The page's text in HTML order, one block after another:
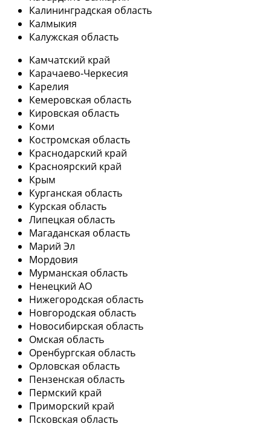
Калининградская область
Калмыкия
Калужская область
Камчатский край
Карачаево-Черкесия
Карелия
Кемеровская область
Кировская область
Коми
Костромская область
Краснодарский край
Красноярский край
Крым
Курганская область
Курская область
Липецкая область
Магаданская область
Марий Эл
Мордовия
Мурманская область
Ненецкий АО
Нижегородская область
Новгородская область
Новосибирская область
Омская область
Оренбургская область
Орловская область
Пензенская область
Пермский край
Приморский край
Псковская область